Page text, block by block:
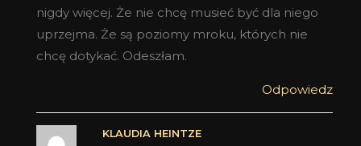
nigdy więcej. Że nie chcę musieć być dla niego
uprzejma. Że są poziomy mroku, których nie
chcę dotykać. Odeszłam.
Odpowiedz
KLAUDIA HEINTZE